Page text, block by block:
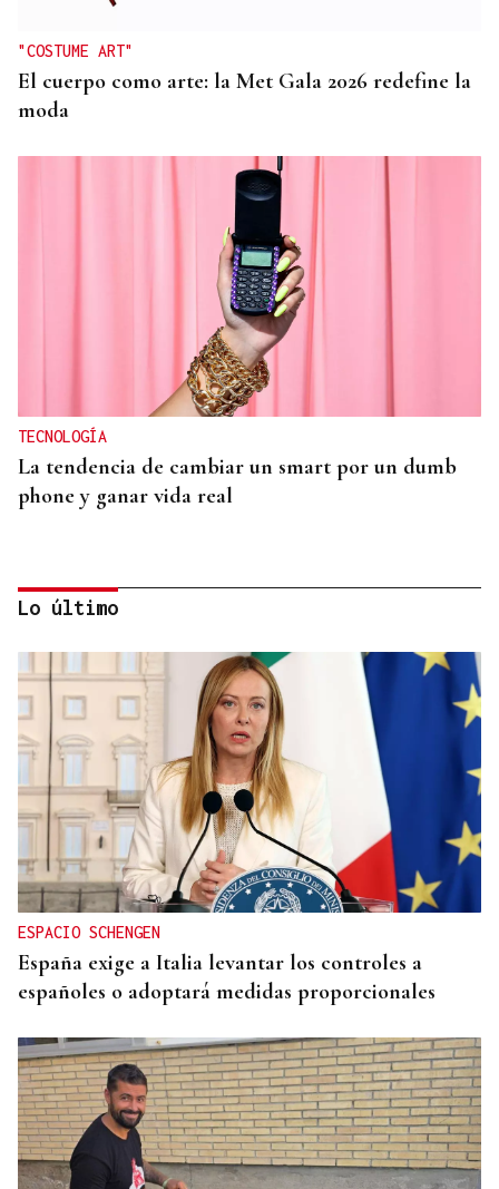
"COSTUME ART"
El cuerpo como arte: la Met Gala 2026 redefine la
moda
TECNOLOGÍA
La tendencia de cambiar un smart por un dumb
phone y ganar vida real
MODA
Black Friday 2025: el (ya no tan) secreto mejor
guardado del armario de las que más saben
Lo último
ESPACIO SCHENGEN
España exige a Italia levantar los controles a
españoles o adoptará medidas proporcionales